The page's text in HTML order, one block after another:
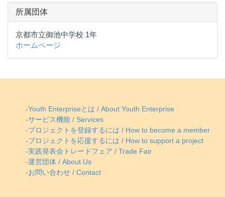
所属団体
京都市立御池中学校 1年
ホームページ
-Youth Enterpriseとは / About Youth Enterprise
-サービス機能 / Services
-プロジェクトを登録するには / How to become a member
-プロジェクトを応援するには / How to support a project
-実践発表会トレードフェア / Trade Fair
-運営団体 / About Us
-お問い合わせ / Contact